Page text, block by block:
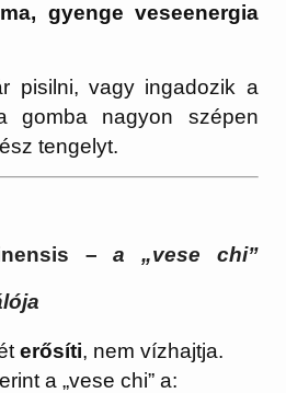
gyenge veseenergia
pisilni, vagy ingadozik a
gomba nagyon szépen
tengelyt.
–a „vese chi”
erősíti, nem vízhajtja.
a „vese chi” a: